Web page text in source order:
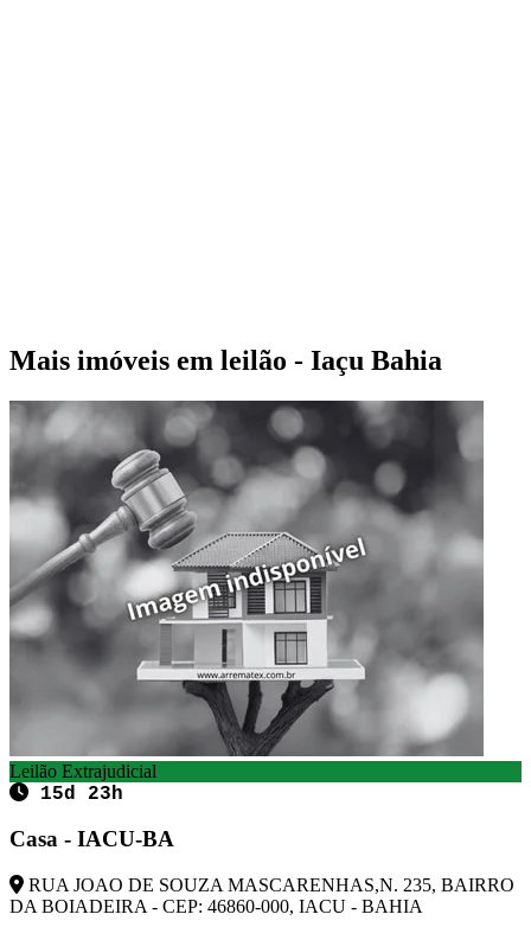
Mais imóveis em leilão - Iaçu Bahia
Leilão Extrajudicial
15d 23h
Casa - IACU-BA
RUA JOAO DE SOUZA MASCARENHAS,N. 235, BAIRRO
DA BOIADEIRA - CEP: 46860-000, IACU - BAHIA